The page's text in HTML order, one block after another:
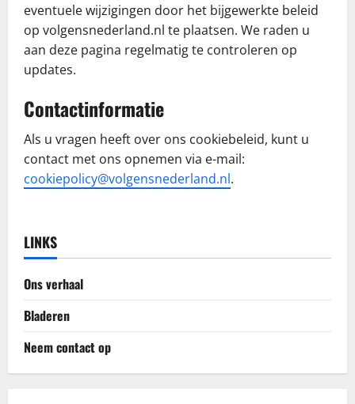
eventuele wijzigingen door het bijgewerkte beleid
op volgensnederland.nl te plaatsen. We raden u
aan deze pagina regelmatig te controleren op
updates.
Contactinformatie
Als u vragen heeft over ons cookiebeleid, kunt u
contact met ons opnemen via e-mail:
cookiepolicy@volgensnederland.nl.
LINKS
Ons verhaal
Bladeren
Neem contact op